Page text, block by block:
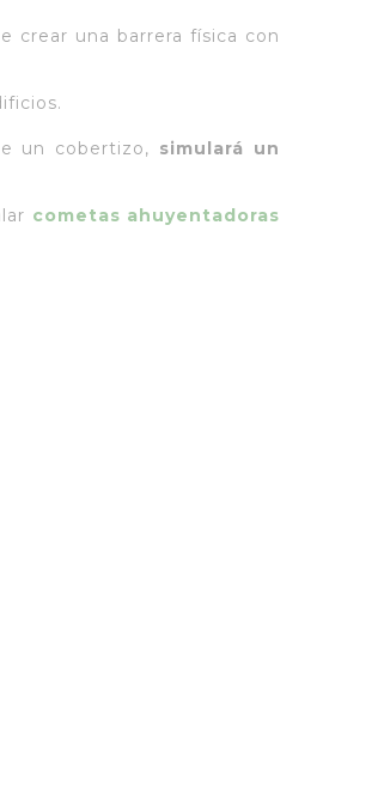
crear una barrera física con
un cobertizo, simulará un
cometas ahuyentadoras